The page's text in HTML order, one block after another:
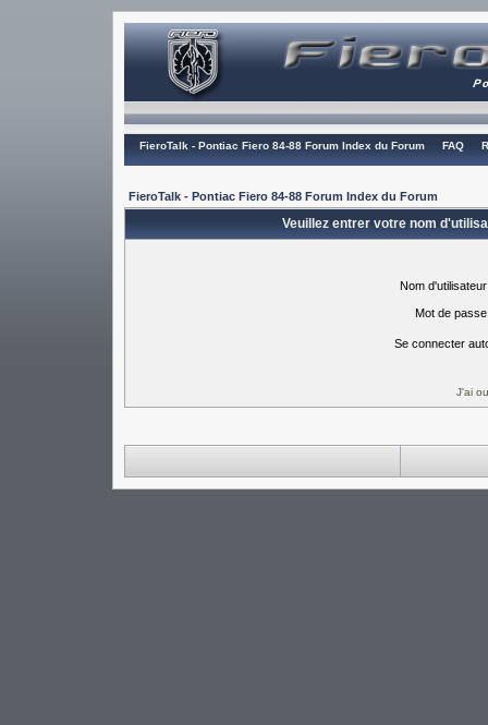
FieroTalk - Pontiac Fiero 84-88 Forum Index du Forum FAQ
FieroTalk - Pontiac Fiero 84-88 Forum Index du Forum
Veuillez entrer votre nom
Nom
Mot de
Se connecter
J'ai